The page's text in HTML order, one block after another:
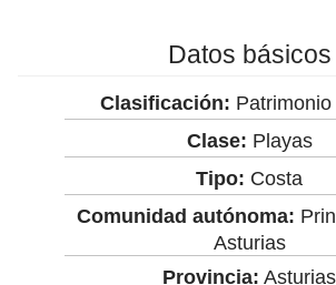
Datos básicos
Clasificación:
Clase: Playas
Tipo: Costa
Comunidad autónoma:
Asturias
Provincia: Asturias